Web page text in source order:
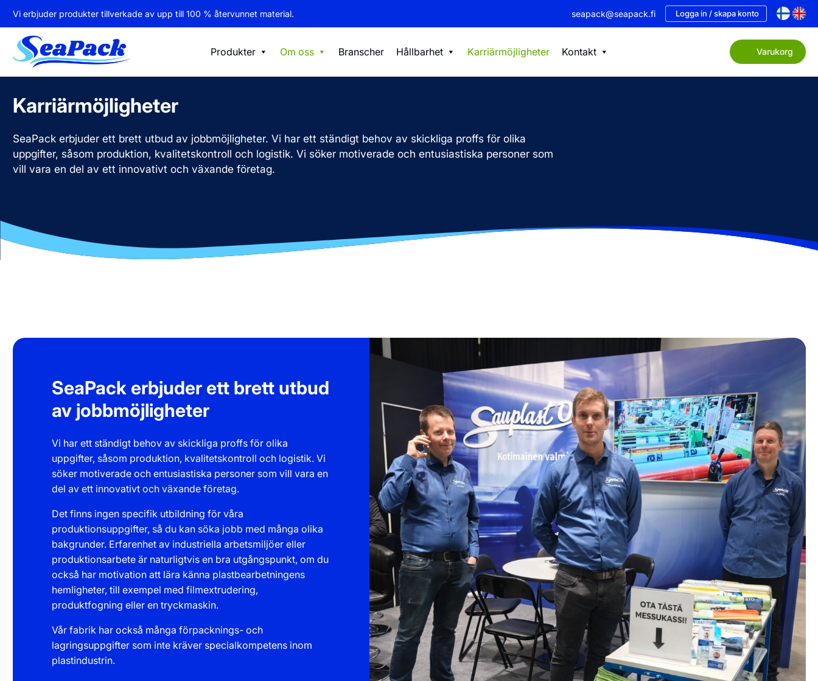
Vi erbjuder produkter tillverkade av upp till 100 % återvunnet material. seapack@seapack.fi Logga in / skapa konto
Produkter Om oss Branscher Hållbarhet Karriärmöjligheter Kontakt Varukorg
Karriärmöjligheter
SeaPack erbjuder ett brett utbud av jobbmöjligheter. Vi har ett ständigt behov av skickliga proffs för olika
uppgifter, såsom produktion, kvalitetskontroll och logistik. Vi söker motiverade och entusiastiska personer som
vill vara en del av ett innovativt och växande företag.
SeaPack erbjuder ett brett utbud
av jobbmöjligheter
Vi har ett ständigt behov av skickliga proffs för olika
uppgifter, såsom produktion, kvalitetskontroll och logistik. Vi
söker motiverade och entusiastiska personer som vill vara en
del av ett innovativt och växande företag.
Det finns ingen specifik utbildning för våra
produktionsuppgifter, så du kan söka jobb med många olika
bakgrunder. Erfarenhet av industriella arbetsmiljöer eller
produktionsarbete är naturligtvis en bra utgångspunkt, om du
också har motivation att lära känna plastbearbetningens
hemligheter, till exempel med filmextrudering,
produktfogning eller en tryckmaskin.
Vår fabrik har också många förpacknings- och
lagringsuppgifter som inte kräver specialkompetens inom
plastindustrin.